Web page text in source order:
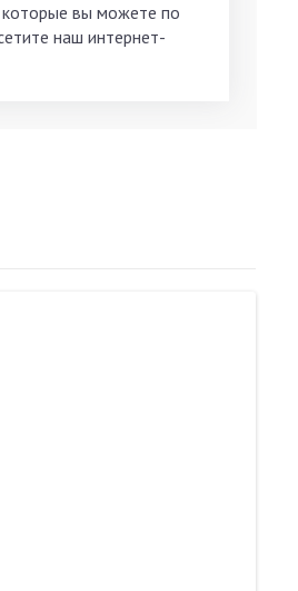
которые вы можете по
наш интернет-